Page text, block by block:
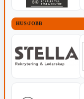
HUS/JOBB